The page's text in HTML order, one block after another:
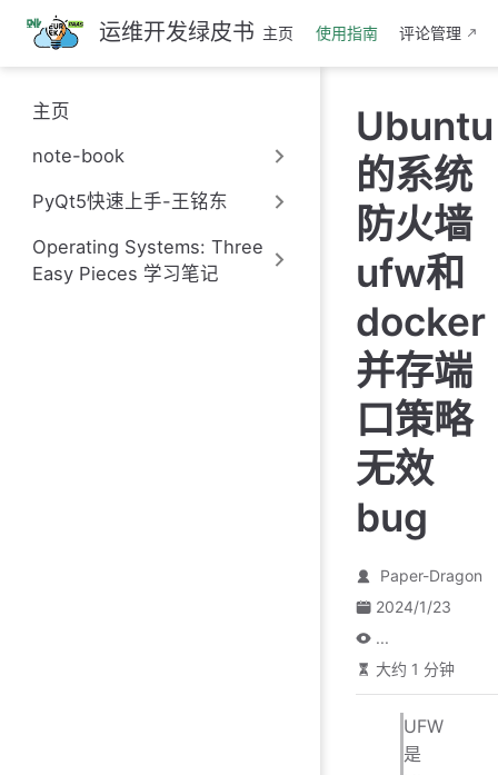
跳
至
主
要
內
运维开发绿皮书 主页 使用指南 评论管理
主页
note-book
PyQt5快速上手-王铭东
Operating Systems: Three
Easy Pieces 学习笔记
Ubuntu
的系统
防火墙
ufw和
docker
并存端
口策略
无效
bug
Paper-Dragon
2024/1/23
...
大约 1 分钟
UFW
是